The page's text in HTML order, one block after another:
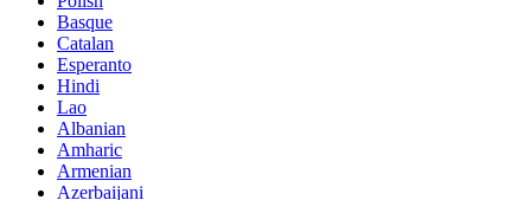
Basque
Catalan
Esperanto
Hindi
Lao
Albanian
Amharic
Armenian
Azerbaijani